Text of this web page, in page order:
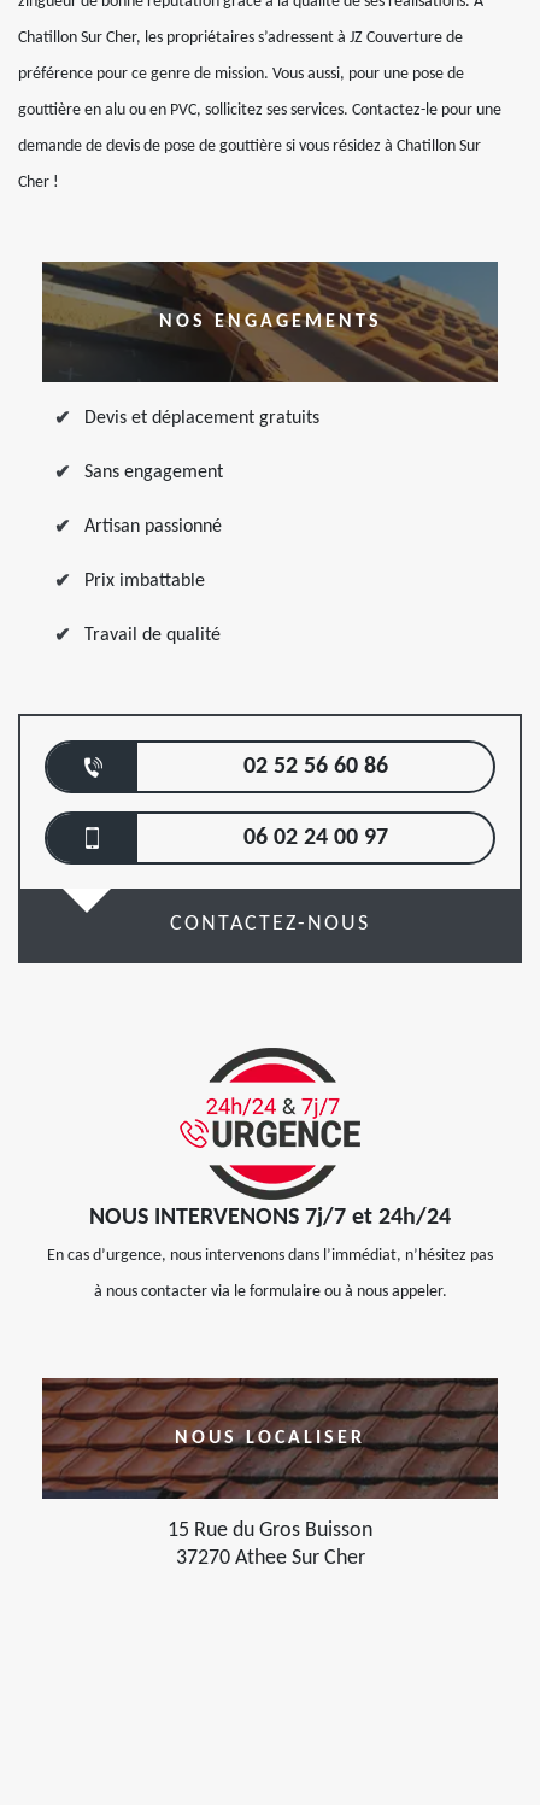
Chatillon Sur Cher, les propriétaires s’adressent à JZ Couverture de
préférence pour ce genre de mission. Vous aussi, pour une pose de
gouttière en alu ou en PVC, sollicitez ses services. Contactez-le pour une
demande de devis de pose de gouttière si vous résidez à Chatillon Sur
Cher !
NOS ENGAGEMENTS
Devis et déplacement gratuits
Sans engagement
Artisan passionné
Prix imbattable
Travail de qualité
02 52 56 60 86
06 02 24 00 97
CONTACTEZ-NOUS
NOUS INTERVENONS 7j/7 et 24h/24
En cas d’urgence, nous intervenons dans l’immédiat, n’hésitez pas
à nous contacter via le formulaire ou à nous appeler.
NOUS LOCALISER
15 Rue du Gros Buisson
37270 Athee Sur Cher